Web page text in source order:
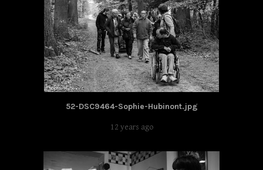
52-DSC9464-Sophie-Hubinont.jpg
12 years ago